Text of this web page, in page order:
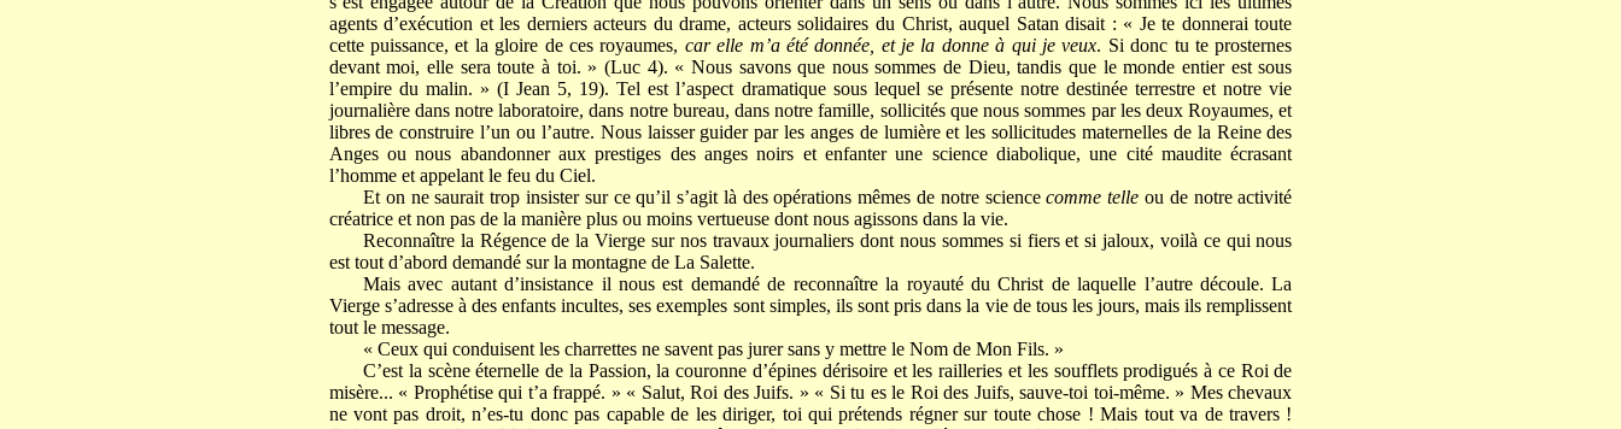
agents d’exécution et les derniers acteurs du drame, acteurs solidaires du Christ, auquel Satan disait : « Je te donnerai toute
cette puissance, et la gloire de ces royaumes, car elle m’a été donnée, et je la donne à qui je veux. Si donc tu te prosternes
devant moi, elle sera toute à toi. » (Luc 4). « Nous savons que nous sommes de Dieu, tandis que le monde entier est sous
l’empire du malin. » (I Jean 5, 19). Tel est l’aspect dramatique sous lequel se présente notre destinée terrestre et notre vie
journalière dans notre laboratoire, dans notre bureau, dans notre famille, sollicités que nous sommes par les deux Royaumes, et
libres de construire l’un ou l’autre. Nous laisser guider par les anges de lumière et les sollicitudes maternelles de la Reine des
Anges ou nous abandonner aux prestiges des anges noirs et enfanter une science diabolique, une cité maudite écrasant
l’homme et appelant le feu du Ciel.
Et on ne saurait trop insister sur ce qu’il s’agit là des opérations mêmes de notre sciencecomme telle ou de notre activité
créatrice et non pas de la manière plus ou moins vertueuse dont nous agissons dans la vie.
Reconnaître la Régence de la Vierge sur nos travaux journaliers dont nous sommes si fiers et si jaloux, voilà ce qui nous
est tout d’abord demandé sur la montagne de La Salette.
Mais avec autant d’insistance il nous est demandé de reconnaître la royauté du Christ de laquelle l’autre découle. La
Vierge s’adresse à des enfants incultes, ses exemples sont simples, ils sont pris dans la vie de tous les jours, mais ils remplissent
tout le message.
« Ceux qui conduisent les charrettes ne savent pas jurer sans y mettre le Nom de Mon Fils. »
C’est la scène éternelle de la Passion, la couronne d’épines dérisoire et les railleries et les soufflets prodigués à ce Roi de
misère... « Prophétise qui t’a frappé. » « Salut, Roi des Juifs. » « Si tu es le Roi des Juifs, sauve-toi toi-même. » Mes chevaux
ne vont pas droit, n’es-tu donc pas capable de les diriger, toi qui prétends régner sur toute chose ! Mais tout va de travers !